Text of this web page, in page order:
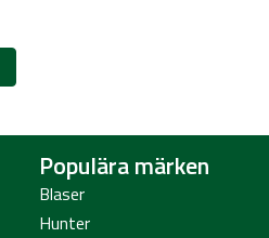
Populära märken
Blaser
Hunter